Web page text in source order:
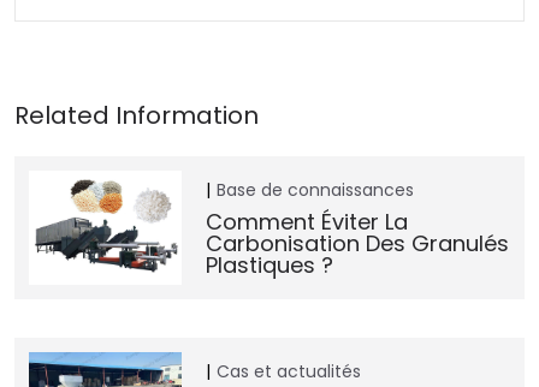
Base de connaissances
Comment Éviter La
Carbonisation Des Granulés
Plastiques ?
Cas et actualités